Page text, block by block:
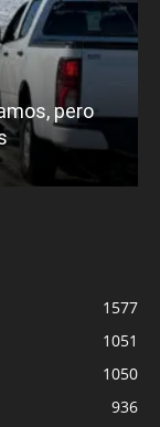
pero
1577
1051
1050
936